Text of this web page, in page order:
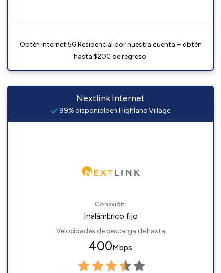
Obtén Internet 5G Residencial por nuestra cuenta + obtén
hasta $200 de regreso.
Nextlink Internet
99% disponible en Highland Village
Conexión:
Inalámbrico fijo
Velocidades de descarga de hasta
400Mbps